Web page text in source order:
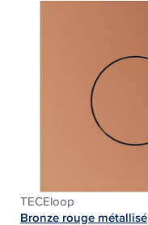
TECEloop
Bronze rouge métallisé